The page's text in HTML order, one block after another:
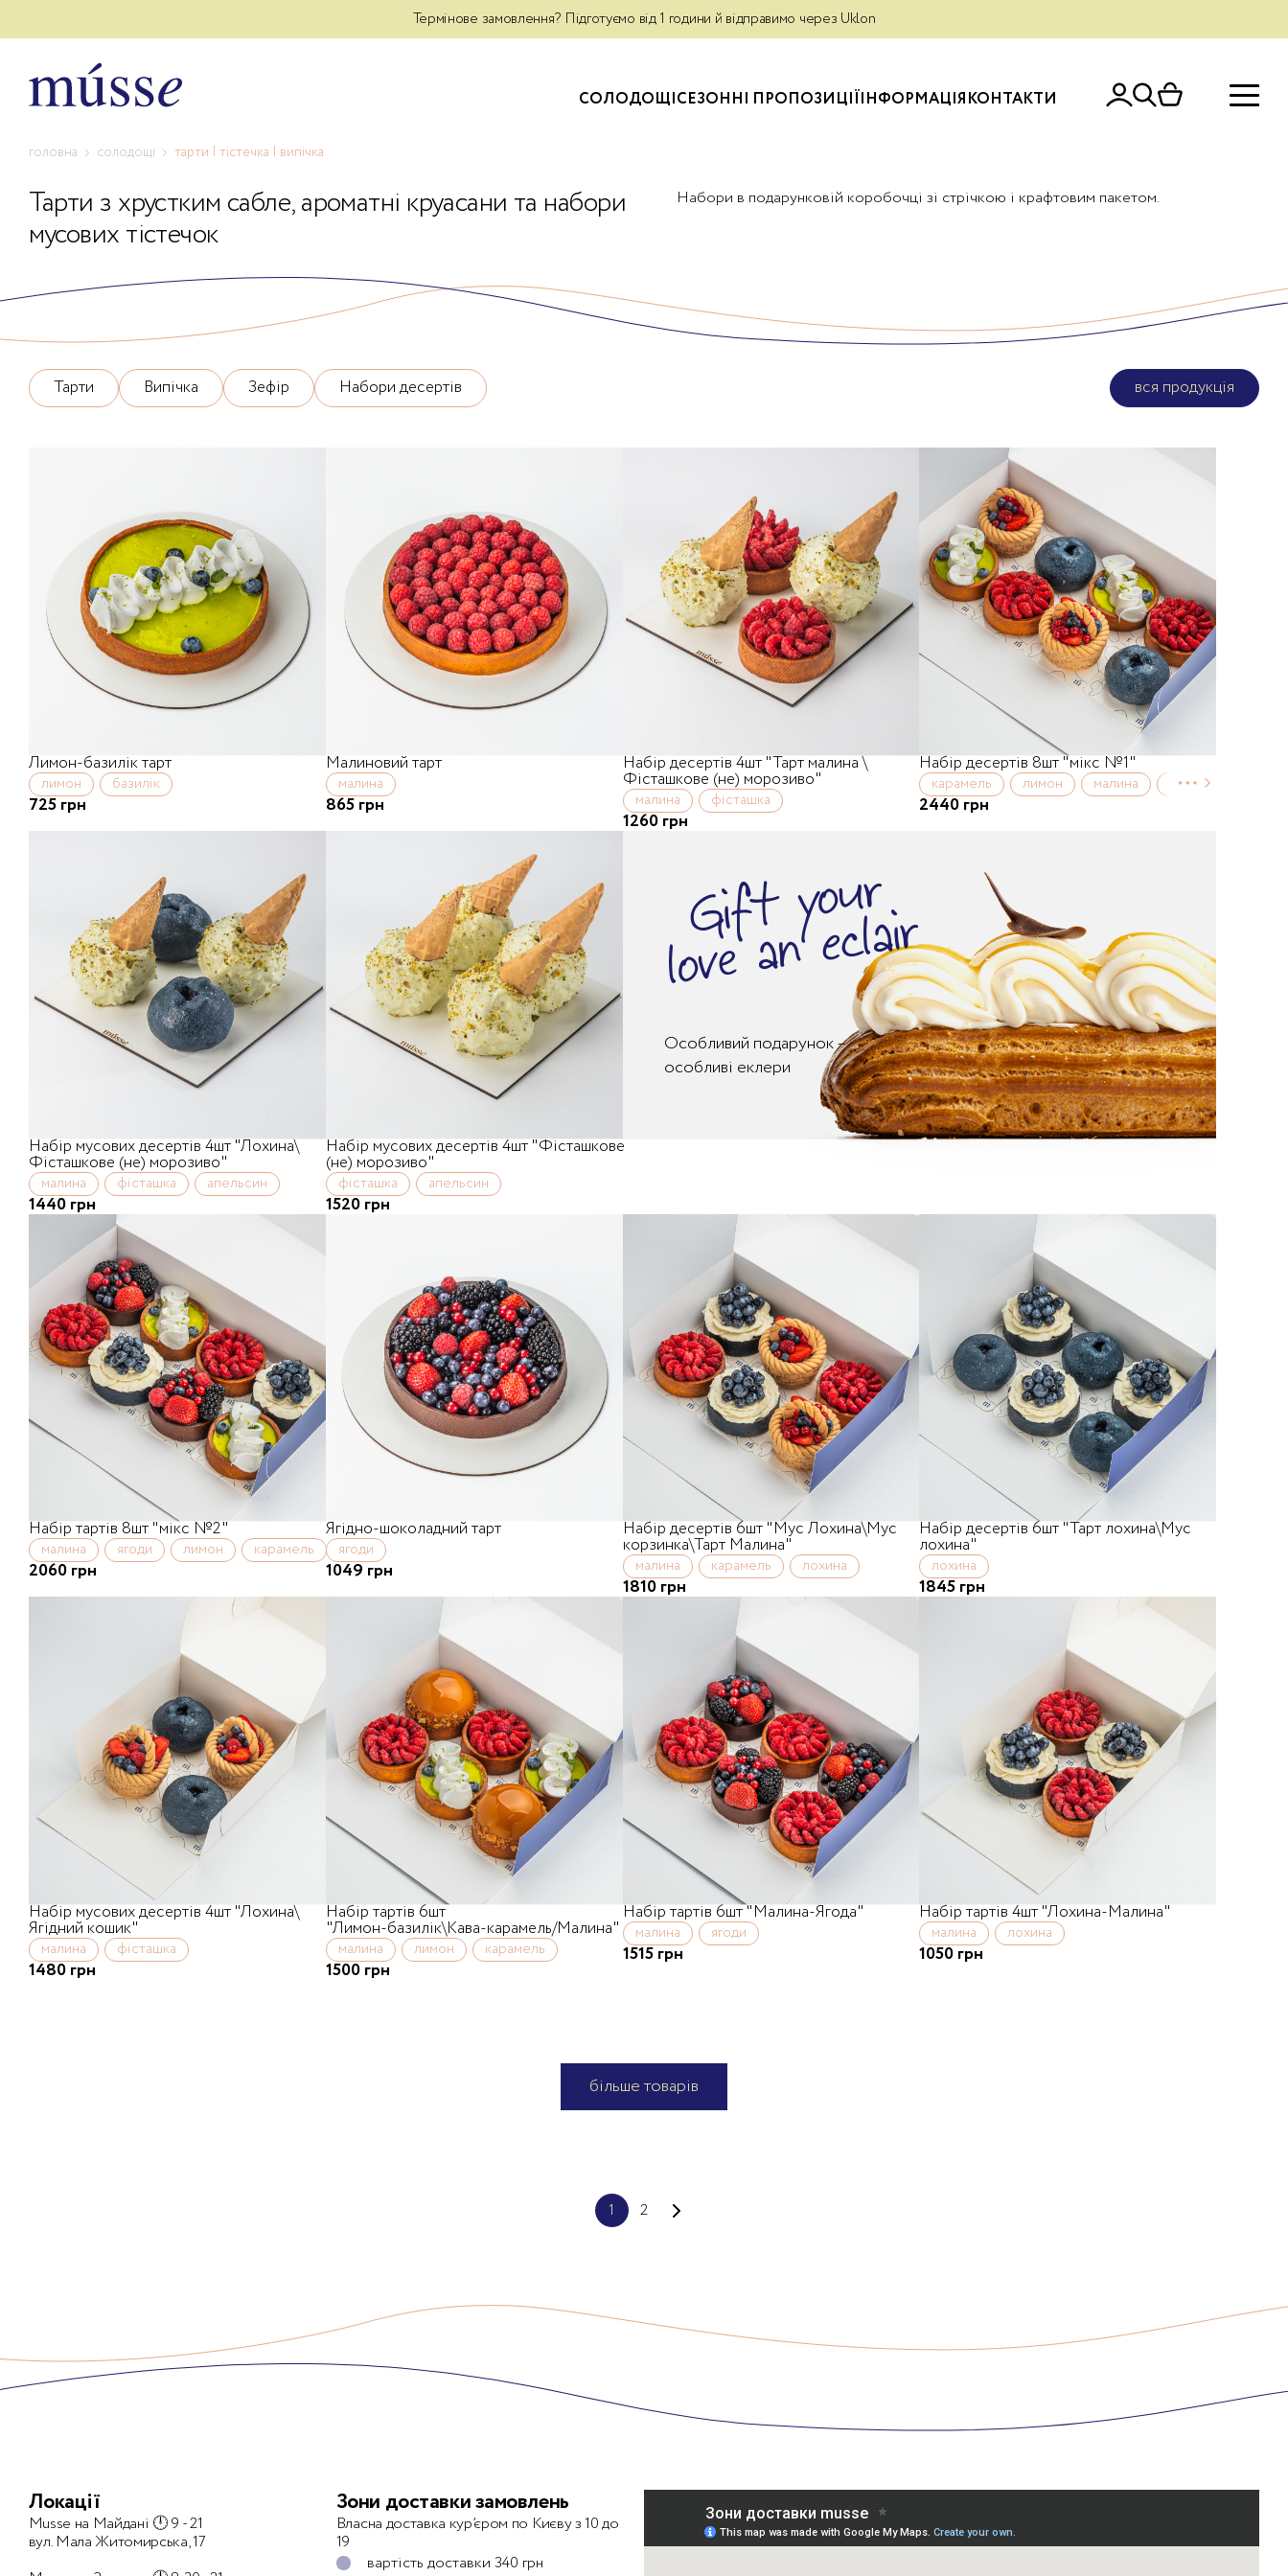
Дбайлива доставка власним курʼєром по Києву — 340 грн. Для замовлень від 5 000 грн — безкоштовно.
Термінове замовлення? Підготуємо від 1 години й відправимо через Uklon
СОЛОДОЩІСЕЗОННІ ПРОПОЗИЦІЇІНФОРМАЦІЯКОНТАКТИ
головна солодощі тарти | тістечка | випічка
Тарти з хрустким сабле, ароматні круасани та набори
мусових тістечок
Набори в подарунковій коробочці зі стрічкою і крафтовим пакетом.
Тарти Випічка Зефір Набори десертів вся продукція
Лимон-базилік тарт
лимон базилік
725 грн
Малиновий тарт
малина
865 грн
Набір десертів 4шт "Тарт малина \
Фісташкове (не) морозиво"
малина фісташка
1260 грн
Набір десертів 8шт "мікс №1"
карамель лимон малина лохина
2440 грн
Набір мусових десертів 4шт "Лохина\
Фісташкове (не) морозиво"
малина фісташка апельсин
1440 грн
Набір мусових десертів 4шт "Фісташкове
(не) морозиво"
фісташка апельсин
1520 грн
Gift your
love an еclair
Особливий подарунок –
особливі еклери
Набір тартів 8шт "мікс №2"
малина ягоди лимон карамель
2060 грн
Ягідно-шоколадний тарт
ягоди
1049 грн
Набір десертів 6шт "Мус Лохина\Мус
корзинка\Тарт Малина"
малина карамель лохина
1810 грн
Набір десертів 6шт "Тарт лохина\Мус
лохина"
лохина
1845 грн
Набір мусових десертів 4шт "Лохина\
Ягідний кошик"
малина фісташка
1480 грн
Набір тартів 6шт
"Лимон-базилік\Кава-карамель/Малина"
малина лимон карамель
1500 грн
Набір тартів 6шт "Малина-Ягода"
малина ягоди
1515 грн
Набір тартів 4шт "Лохина-Малина"
малина лохина
1050 грн
більше товарів
1 2
Локації
Musse на Майдані 🕛 9 - 21
вул. Мала Житомирська, 17
Зони доставки замовлень
Власна доставка кур’єром по Києву з 10 до
19
вартість доставки 340 грн